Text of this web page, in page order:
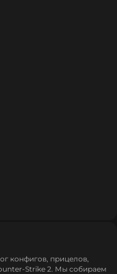
конфигов, прицелов,
2. Мы собираем